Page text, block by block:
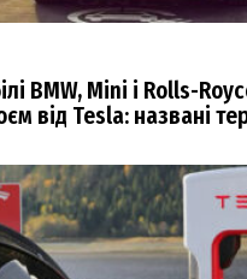
BMW, Mini і Rolls-
від Tesla: названі